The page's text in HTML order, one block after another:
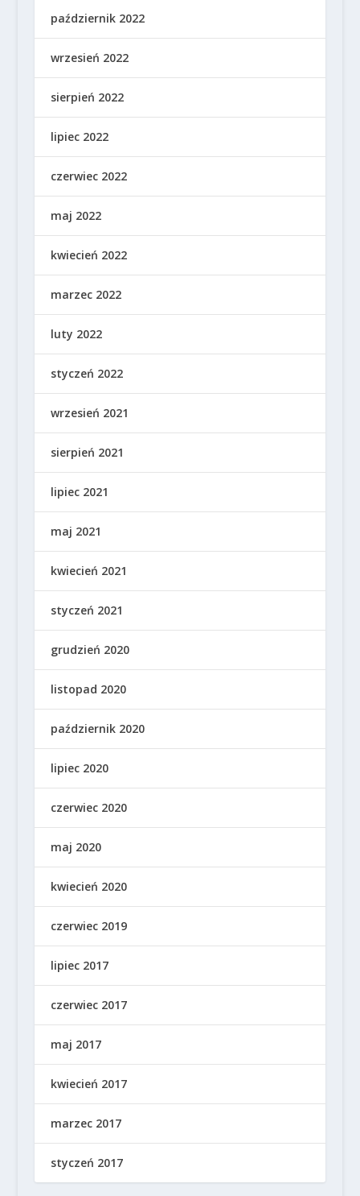
październik 2022
wrzesień 2022
sierpień 2022
lipiec 2022
czerwiec 2022
maj 2022
kwiecień 2022
marzec 2022
luty 2022
styczeń 2022
wrzesień 2021
sierpień 2021
lipiec 2021
maj 2021
kwiecień 2021
styczeń 2021
grudzień 2020
listopad 2020
październik 2020
lipiec 2020
czerwiec 2020
maj 2020
kwiecień 2020
czerwiec 2019
lipiec 2017
czerwiec 2017
maj 2017
kwiecień 2017
marzec 2017
styczeń 2017